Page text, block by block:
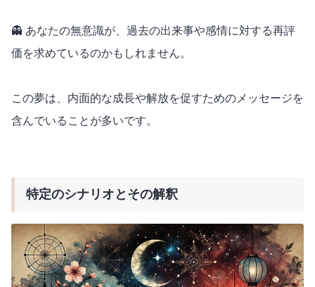
👻 あなたの無意識が、過去の出来事や感情に対する再評
価を求めているのかもしれません。
この夢は、内面的な成長や解放を促すためのメッセージを
含んでいることが多いです。
特定のシナリオとその解釈